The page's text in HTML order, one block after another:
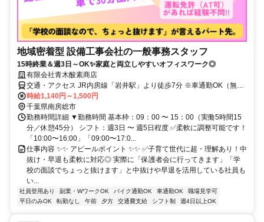
地域密着型 設備工事会社の一般事務スタッフ
15時終業＆週3日～OK✨家庭と両立しやすいオフィスワーク◎
有限会社青木酸素商店
交通・アクセス JR内房線「岩井駅」より徒歩7分 ※車通勤OK（無料
駐車場あり）
時給1,140円～1,500円
千葉県南房総市
勤務時間詳細 ▼勤務時間 基本枠：09：00 〜 15：00（実働5時間15
分／休憩45分） シフト：週3日 〜 週5日程度 ✅柔軟に調整可能です！
「10:00〜16:00」「09:00〜17:0...
仕事内容 ✨✨ アピールポイント ✨✨ ✅子育て世代に超・理解あり！中
抜け・早退も柔軟に対応◎ 実際に「保護者会に行ってきます」「学
校の面談でちょっと抜けます」と中抜けや早退を活用している社員も
い...
社員登用あり 副業・WワークOK バイク通勤OK 車通勤OK
職場見学可
平日のみOK
転勤なし 午前 夕方 交通費支給 シフト制 週4日以上OK